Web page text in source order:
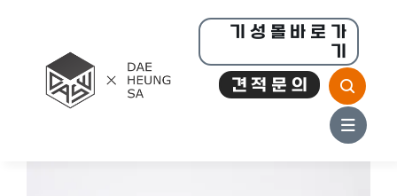
기 성 몰 바 로 가
기
견 적 문 의